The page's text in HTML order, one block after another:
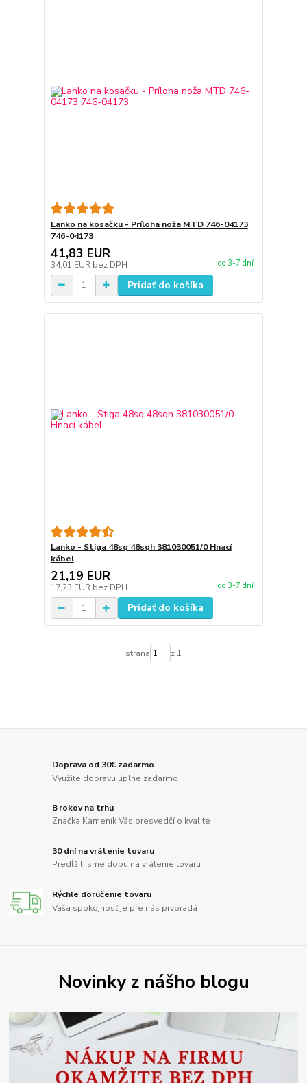
Lanko na kosačku - Príloha noža MTD 746-04173
746-04173
41,83 EUR
34,01 EUR bez DPH do 3-7 dní
Pridať do košíka
Lanko - Stiga 48sq 48sqh 381030051/0 Hnací
kábel
21,19 EUR
17,23 EUR bez DPH do 3-7 dní
Pridať do košíka
strana z 1
Doprava od 30€ zadarmo
Využite dopravu úplne zadarmo
8 rokov na trhu
Značka Kameník Vás presvedčí o kvalite
30 dní na vrátenie tovaru
Predĺžili sme dobu na vrátenie tovaru
Rýchle doručenie tovaru
Vaša spokojnosť je pre nás prvoradá
Novinky z nášho blogu